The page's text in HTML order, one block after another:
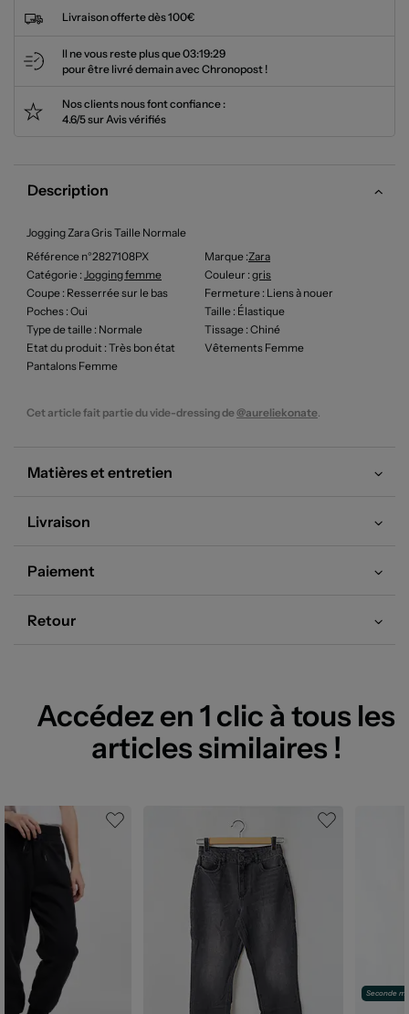
Livraison offerte dès 100€
Il ne vous reste plus que03:19:28
pour être livré demain avec Chronopost !
Nos clients nous font confiance :
4.6/5 sur Avis vérifiés
Description
Jogging Zara Gris Taille Normale
Référence n°2827108PX
Marque :Zara
Catégorie : Jogging femme Couleur : gris
Coupe : Resserrée sur le bas Fermeture : Liens à nouer
Poches : Oui Taille : Élastique
Type de taille : Normale Tissage : Chiné
Etat du produit : Très bon état
Vêtements Femme
Pantalons Femme
Cet article fait partie du vide-dressing de@aureliekonate.
Matières et entretien
Livraison
Paiement
Retour
Accédez en 1 clic à tous les
articles similaires !
Seconde